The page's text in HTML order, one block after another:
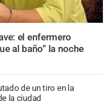
el enfermero
al baño” la noche
de un tiro en la
la ciudad